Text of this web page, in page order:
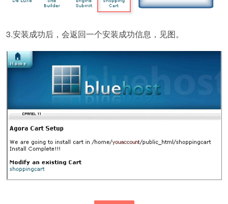
3.安装成功后，会返回一个安装成功信息，见图。